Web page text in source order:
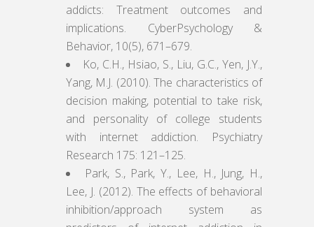
addicts: Treatment outcomes and
implications. CyberPsychology &
Behavior, 10(5), 671–679.
Ko, C.H., Hsiao, S., Liu, G.C., Yen, J.Y.,
Yang, M.J. (2010). The characteristics of
decision making, potential to take risk,
and personality of college students
with internet addiction. Psychiatry
Research 175: 121–125.
Park, S., Park, Y., Lee, H., Jung, H.,
Lee, J. (2012). The effects of behavioral
inhibition/approach system as